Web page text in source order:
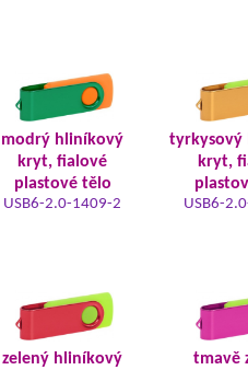
modrý hliníkový
kryt, fialové
plastové tělo
USB6-2.0-1409-2
tyrkysový
kryt,
USB6-
zelený hliníkový
tmavě